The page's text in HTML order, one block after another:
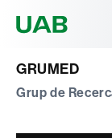
GRUMED
Grup de